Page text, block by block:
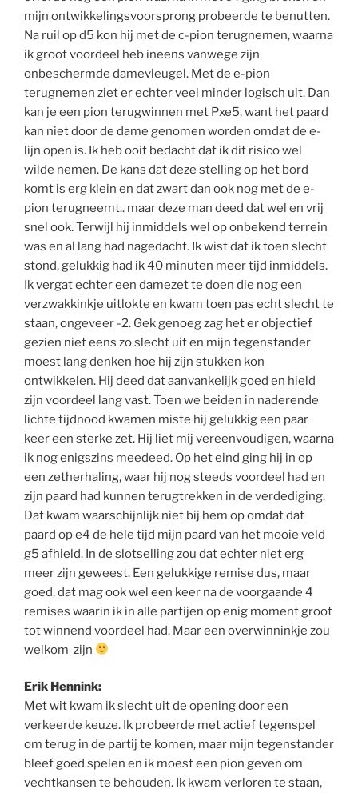
mijn ontwikkelingsvoorsprong probeerde te benutten.
Na ruil op d5 kon hij met de c-pion terugnemen, waarna
ik groot voordeel heb ineens vanwege zijn
onbeschermde damevleugel. Met de e-pion
terugnemen ziet er echter veel minder logisch uit. Dan
kan je een pion terugwinnen met Pxe5, want het paard
kan niet door de dame genomen worden omdat de e-
lijn open is. Ik heb ooit bedacht dat ik dit risico wel
wilde nemen. De kans dat deze stelling op het bord
komt is erg klein en dat zwart dan ook nog met de e-
pion terugneemt.. maar deze man deed dat wel en vrij
snel ook. Terwijl hij inmiddels wel op onbekend terrein
was en al lang had nagedacht. Ik wist dat ik toen slecht
stond, gelukkig had ik 40 minuten meer tijd inmiddels.
Ik vergat echter een damezet te doen die nog een
verzwakkinkje uitlokte en kwam toen pas echt slecht te
staan, ongeveer -2. Gek genoeg zag het er objectief
gezien niet eens zo slecht uit en mijn tegenstander
moest lang denken hoe hij zijn stukken kon
ontwikkelen. Hij deed dat aanvankelijk goed en hield
zijn voordeel lang vast. Toen we beiden in naderende
lichte tijdnood kwamen miste hij gelukkig een paar
keer een sterke zet. Hij liet mij vereenvoudigen, waarna
ik nog enigszins meedeed. Op het eind ging hij in op
een zetherhaling, waar hij nog steeds voordeel had en
zijn paard had kunnen terugtrekken in de verdediging.
Dat kwam waarschijnlijk niet bij hem op omdat dat
paard op e4 de hele tijd mijn paard van het mooie veld
g5 afhield. In de slotselling zou dat echter niet erg
meer zijn geweest. Een gelukkige remise dus, maar
goed, dat mag ook wel een keer na de voorgaande 4
remises waarin ik in alle partijen op enig moment groot
tot winnend voordeel had. Maar een overwinninkje zou
welkom zijn
Erik Hennink:
Met wit kwam ik slecht uit de opening door een
verkeerde keuze. Ik probeerde met actief tegenspel
om terug in de partij te komen, maar mijn tegenstander
bleef goed spelen en ik moest een pion geven om
vechtkansen te behouden. Ik kwam verloren te staan,